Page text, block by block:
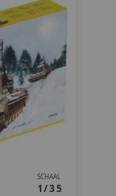
SCHAAL
1/35